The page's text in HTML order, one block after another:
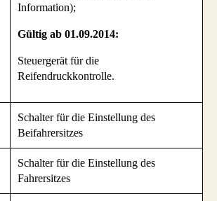
Information);
Gültig ab 01.09.2014:
Steuergerät für die
Reifendruckkontrolle.
Schalter für die Einstellung des
Beifahrersitzes
Schalter für die Einstellung des
Fahrersitzes